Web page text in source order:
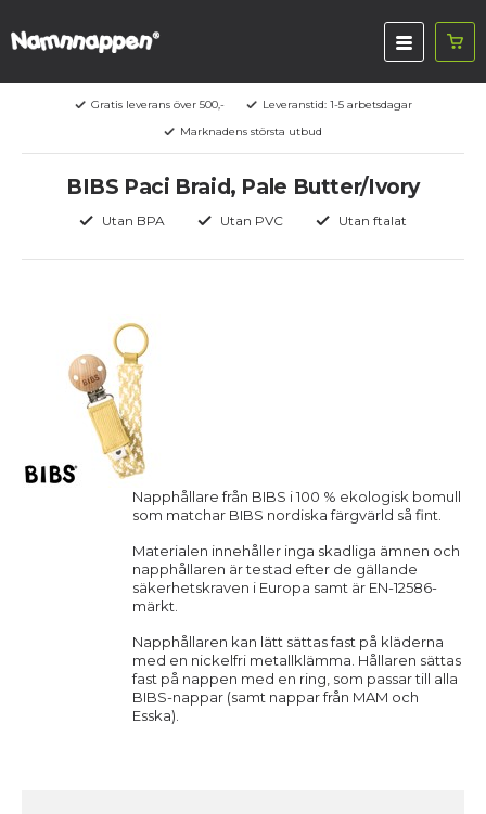
Gratis leverans över 500,-
Leveranstid: 1-5 arbetsdagar
Marknadens största utbud
BIBS Paci Braid, Pale Butter/Ivory
Utan BPA Utan PVC Utan ftalat
Napphållare från BIBS i 100 % ekologisk bomull
som matchar BIBS nordiska färgvärld så fint.
Materialen innehåller inga skadliga ämnen och
napphållaren är testad efter de gällande
säkerhetskraven i Europa samt är EN-12586-
märkt.
Napphållaren kan lätt sättas fast på kläderna
med en nickelfri metallklämma. Hållaren sättas
fast på nappen med en ring, som passar till alla
BIBS-nappar (samt nappar från MAM och
Esska).